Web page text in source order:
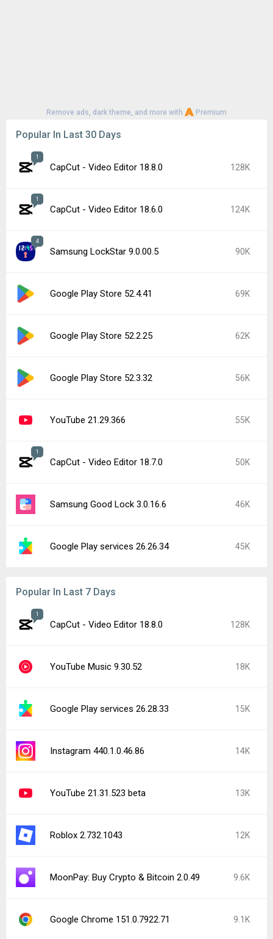
Remove ads, dark theme, and more with Premium
Popular In Last 30 Days
1
CapCut - Video Editor 18.8.0 128K
1
CapCut - Video Editor 18.6.0 124K
4
Samsung LockStar 9.0.00.5 90K
Google Play Store 52.4.41 69K
Google Play Store 52.2.25 62K
Google Play Store 52.3.32 56K
YouTube 21.29.366 55K
1
CapCut - Video Editor 18.7.0 50K
Samsung Good Lock 3.0.16.6 46K
Google Play services 26.26.34 45K
Popular In Last 7 Days
1
CapCut - Video Editor 18.8.0 128K
YouTube Music 9.30.52 18K
Google Play services 26.28.33 15K
Instagram 440.1.0.46.86 14K
YouTube 21.31.523 beta 13K
Roblox 2.732.1043 12K
MoonPay: Buy Crypto & Bitcoin 2.0.49 9.6K
Google Chrome 151.0.7922.71 9.1K